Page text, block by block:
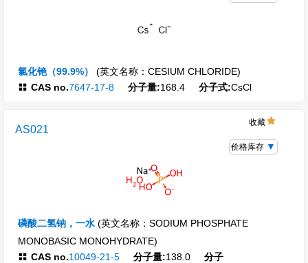
氯化铯（99.9%）
(英文名称：CESIUM CHLORIDE)
CAS no.7647-17-8 分子量:168.4 分子式:CsCl
AS021
磷酸二氢钠，一水 (英文名称：SODIUM PHOSPHATE
MONOBASIC MONOHYDRATE)
CAS no.10049-21-5 分子量:138.0
分子
收藏
价格库存